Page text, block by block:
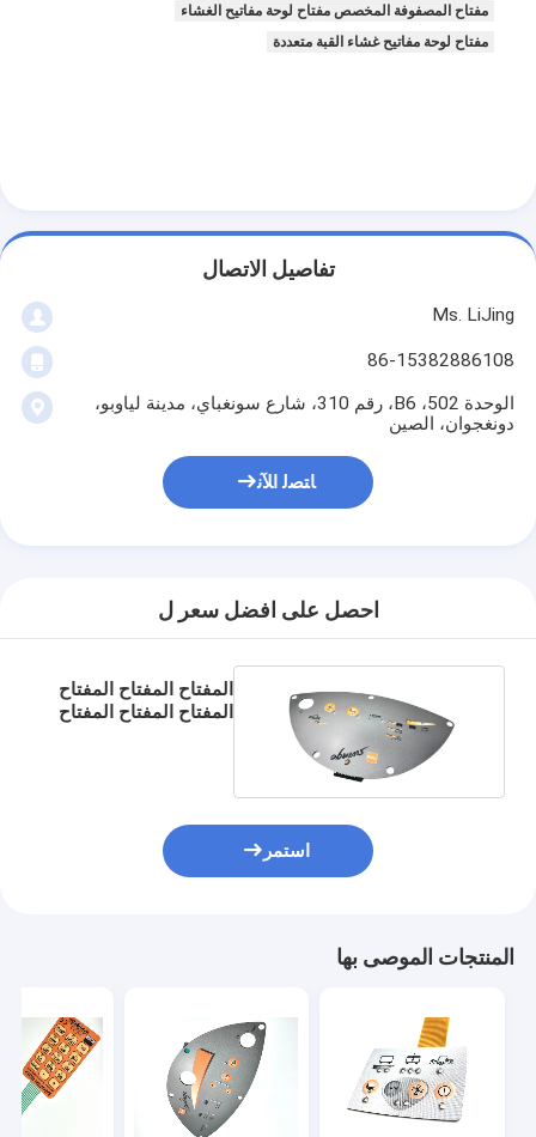
مفتاح المصفوفة المخصص مفتاح لوحة مفاتيح الغشاء
مفتاح لوحة مفاتيح غشاء القبة متعددة
تفاصيل الاتصال
Ms. LiJing
86-15382886108
الوحدة 502، B6، رقم 310، شارع سونغباي، مدينة لياوبو،
دونغجوان، الصين
ﺎﺘﺼﻟ ﺍﻶﻧ
احصل على افضل سعر ل
المفتاح المفتاح المفتاح
المفتاح المفتاح المفتاح
استمر
المنتجات الموصى بها